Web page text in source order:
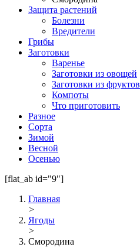
Защита растений
Болезни
Вредители
Грибы
Заготовки
Варенье
Заготовки из овощей
Заготовки из фруктов
Компоты
Что приготовить
Разное
Сорта
Зимой
Весной
Осенью
[flat_ab id="9"]
Главная
>
Ягоды
>
Смородина